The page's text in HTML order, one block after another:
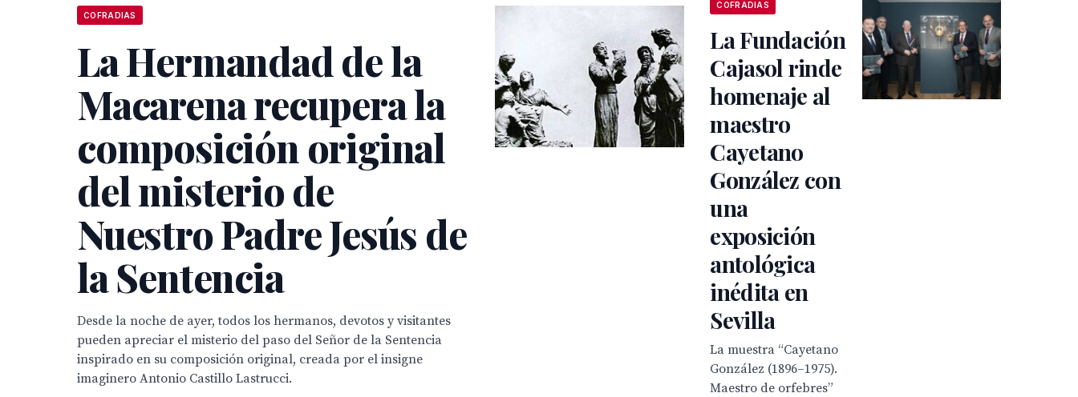
COFRADIAS
La Hermandad de la
Macarena recupera la
composición original
del misterio de
Nuestro Padre Jesús de
la Sentencia
Desde la noche de ayer, todos los hermanos, devotos y visitantes
pueden apreciar el misterio del paso del Señor de la Sentencia
inspirado en su composición original, creada por el insigne
imaginero Antonio Castillo Lastrucci.
COFRADIAS
La Fundación
Cajasol rinde
homenaje al
maestro
Cayetano
González con
una
exposición
antológica
inédita en
Sevilla
La muestra “Cayetano
González (1896–1975).
Maestro de orfebres”